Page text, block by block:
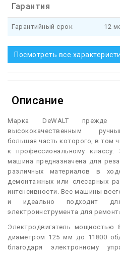
Гарантия
Гарантийный срок 12
Посмотреть все
Описание
М арка DeWALT прежде
высококачественным
большая часть которого, в том
к профессиональному
машина предназначена для
различных материалов в
демонтажных или слесарных
интенсивности. Вес машины
и идеально подходит
электроинструмента для
Электродвигатель мощностью
диаметром 125 мм до 11800
благодаря электронному